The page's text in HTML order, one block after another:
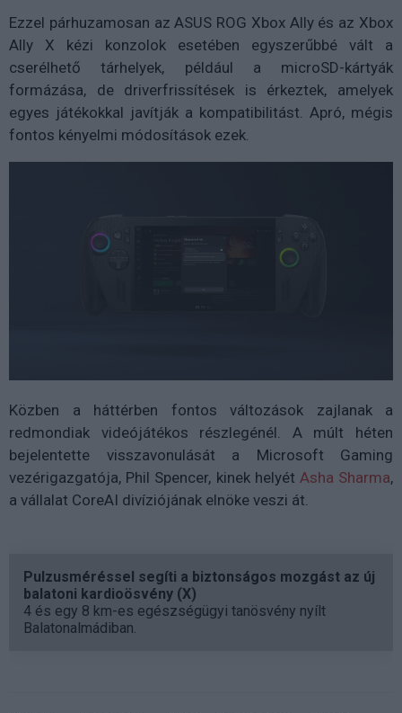
Ezzel párhuzamosan az ASUS ROG Xbox Ally és az Xbox
Ally X kézi konzolok esetében egyszerűbbé vált a
cserélhető tárhelyek, például a microSD-kártyák
formázása, de driverfrissítések is érkeztek, amelyek
egyes játékokkal javítják a kompatibilitást. Apró, mégis
fontos kényelmi módosítások ezek.
Közben a háttérben fontos változások zajlanak a
redmondiak videójátékos részlegénél. A múlt héten
bejelentette visszavonulását a Microsoft Gaming
vezérigazgatója, Phil Spencer, kinek helyét Asha Sharma,
a vállalat CoreAI divíziójának elnöke veszi át.
Pulzusméréssel segíti a biztonságos mozgást az új
balatoni kardioösvény (X)
4 és egy 8 km-es egészségügyi tanösvény nyílt
Balatonalmádiban.